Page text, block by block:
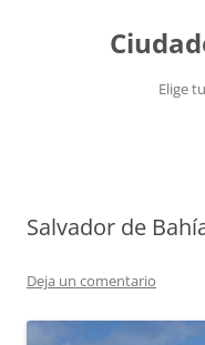
Elige
Salvador de
Deja un comentario